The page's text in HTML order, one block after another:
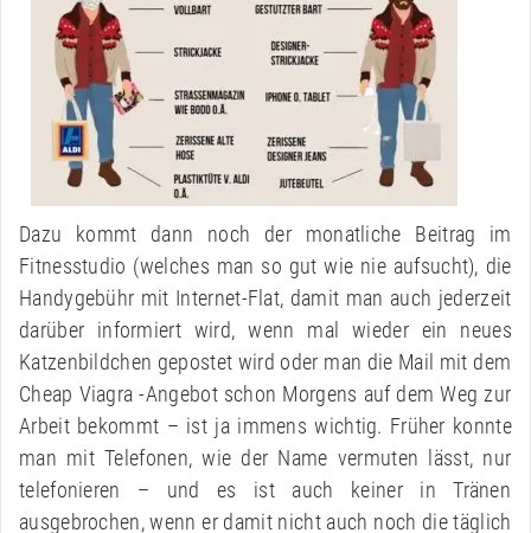
Dazu kommt dann noch der monatliche Beitrag im
Fitnesstudio (welches man so gut wie nie aufsucht), die
Handygebühr mit Internet-Flat, damit man auch jederzeit
darüber informiert wird, wenn mal wieder ein neues
Katzenbildchen gepostet wird oder man die Mail mit dem
Cheap Viagra -Angebot schon Morgens auf dem Weg zur
Arbeit bekommt – ist ja immens wichtig. Früher konnte
man mit Telefonen, wie der Name vermuten lässt, nur
telefonieren – und es ist auch keiner in Tränen
ausgebrochen, wenn er damit nicht auch noch die täglich